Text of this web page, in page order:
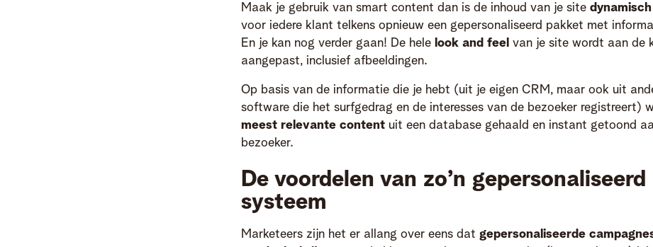
Maak je gebruik van smart content dan is de inhoud van je site dynamisch
voor iedere klant telkens opnieuw een gepersonaliseerd pakket met
En je kan nog verder gaan! De hele look and feel van je site wordt aan de
aangepast, inclusief afbeeldingen.
Op basis van de informatie die je hebt (uit je eigen CRM, maar ook uit
software die het surfgedrag en de interesses van de bezoeker registreert)
meest relevante content uit een database gehaald en instant getoond
bezoeker.
De voordelen van zo’n gepersonaliseerd
systeem
Marketeers zijn het er allang over eens dat gepersonaliseerde